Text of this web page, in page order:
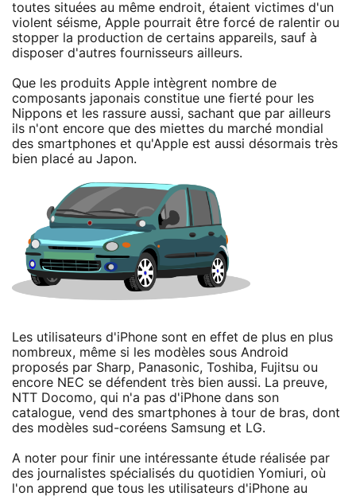
toutes situées au même endroit, étaient victimes d'un
violent séisme, Apple pourrait être forcé de ralentir ou
stopper la production de certains appareils, sauf à
disposer d'autres fournisseurs ailleurs.
Que les produits Apple intègrent nombre de
composants japonais constitue une fierté pour les
Nippons et les rassure aussi, sachant que par ailleurs
ils n'ont encore que des miettes du marché mondial
des smartphones et qu'Apple est aussi désormais très
bien placé au Japon.
Les utilisateurs d'iPhone sont en effet de plus en plus
nombreux, même si les modèles sous Android
proposés par Sharp, Panasonic, Toshiba, Fujitsu ou
encore NEC se défendent très bien aussi. La preuve,
NTT Docomo, qui n'a pas d'iPhone dans son
catalogue, vend des smartphones à tour de bras, dont
des modèles sud-coréens Samsung et LG.
A noter pour finir une intéressante étude réalisée par
des journalistes spécialisés du quotidien Yomiuri, où
l'on apprend que tous les utilisateurs d'iPhone au